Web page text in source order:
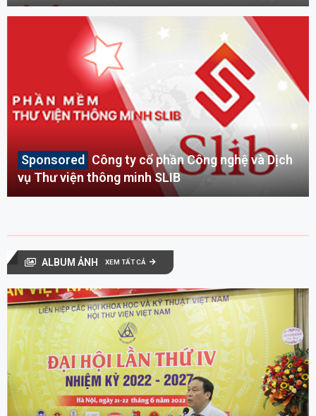
Công ty cổ phần Công nghệ và Dịch
vụ Thư viện thông minh SLIB
ALBUM ẢNH XEM TẤT CẢ